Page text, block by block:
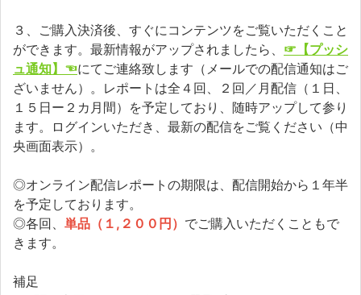
３、ご購入決済後、すぐにコンテンツをご覧いただくこと
ができます。最新情報がアップされましたら、 ☞【プッシ
ュ通知】☜にてご連絡致します（メールでの配信通知はご
ざいません）。レポートは全４回、２回／月配信（１日、
１５日ー２カ月間）を予定しており、随時アップして参り
ます。ログインいただき、最新の配信をご覧ください（中
央画面表示）。
◎オンライン配信レポートの期限は、配信開始から１年半
を予定しております。
◎各回、 単品（１,２００円） でご購入いただくこともで
きます。
補足